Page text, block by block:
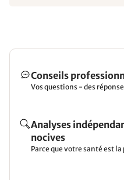
Conseils
Vos questions - des
Analyses
nocives
Parce que votre santé est